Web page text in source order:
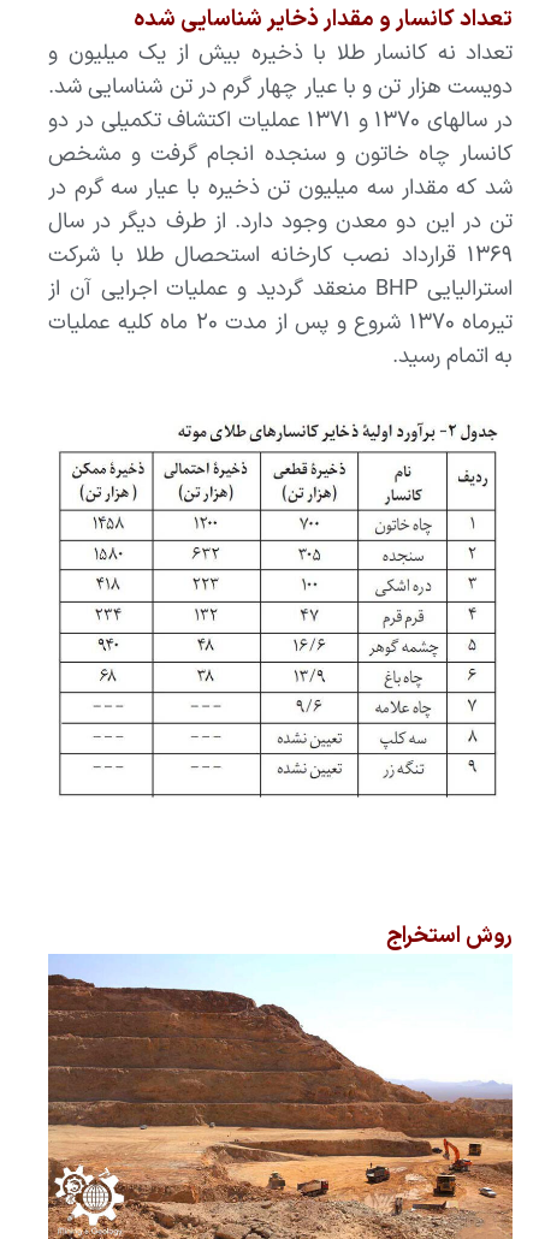
تعداد کانسار و مقدار ذخایر شناسایی شده
تعداد نه کانسار طلا با ذخیره بیش از یک میلیون و
دویست هزار تن و با عیار چهار گرم در تن شناسایی شد.
در سالهای ۱۳۷۰ و ۱۳۷۱ عملیات اکتشاف تکمیلی در دو
کانسار چاه خاتون و سنجده انجام گرفت و مشخص
شد که مقدار سه میلیون تن ذخیره با عیار سه گرم در
تن در این دو معدن وجود دارد. از طرف دیگر در سال
۱۳۶۹ قرارداد نصب کارخانه استحصال طلا با شرکت
استرالیایی BHP منعقد گردید و عملیات اجرایی آن از
تیرماه ۱۳۷۰ شروع و پس از مدت ۲۰ ماه کلیه عملیات
به اتمام رسید.
روش استخراج